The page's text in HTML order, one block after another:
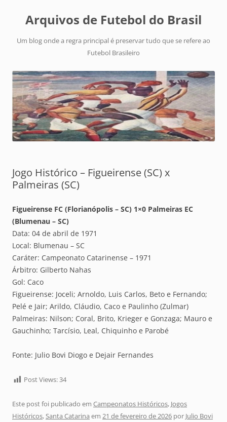
Arquivos de Futebol do Brasil
Um blog onde a regra principal é preservar tudo que se refere ao
Futebol Brasileiro
Jogo Histórico – Figueirense (SC) x
Palmeiras (SC)
Figueirense FC (Florianópolis – SC) 1×0 Palmeiras EC
(Blumenau – SC)
Data: 04 de abril de 1971
Local: Blumenau – SC
Caráter: Campeonato Catarinense – 1971
Árbitro: Gilberto Nahas
Gol: Caco
Figueirense: Joceli; Arnoldo, Luis Carlos, Beto e Fernando;
Pelé e Jair; Arildo, Cláudio, Caco e Paulinho (Zulmar)
Palmeiras: Nilson; Coral, Brito, Krieger e Gonzaga; Mauro e
Gauchinho; Tarcísio, Leal, Chiquinho e Parobé
Fonte: Julio Bovi Diogo e Dejair Fernandes
Post Views:34
Este post foi publicado em Campeonatos Históricos, Jogos
Históricos,Santa Catarina em 21 de fevereiro de 2026 por Julio Bovi